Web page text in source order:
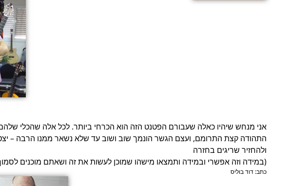
ולהחזיר שריגים בחזרה
(במידה וזה אפשרי ובמידה ותמצאו מישהו שמוכן לעשות את זה ושאתם מוכנים
כתב: דוד בוליס